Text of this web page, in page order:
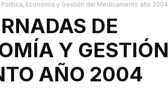
Economía y Gestión del Medicamento año 2004
DE
Y GESTIÓN
AÑO 2004